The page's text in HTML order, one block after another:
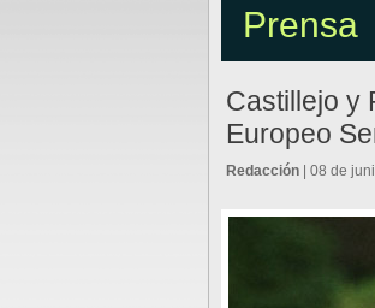
Prensa
Castillejo y
Europeo
Redacción | 08 de